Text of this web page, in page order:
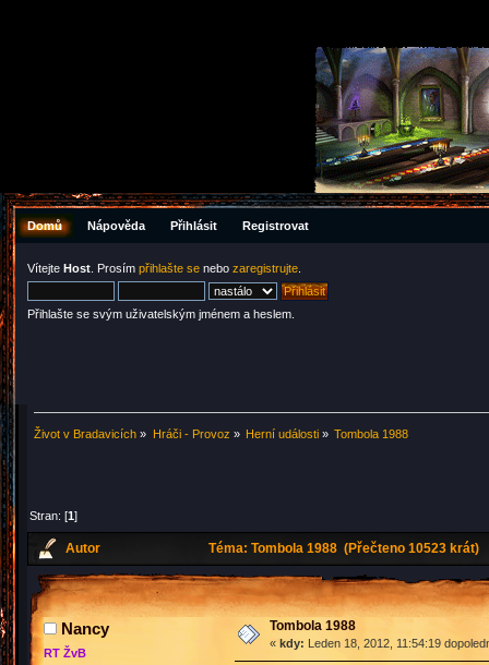
Domů Nápověda Přihlásit Registrovat
Vítejte Host . Prosím přihlašte se nebo zaregistrujte
Přihlašte se svým uživatelským jménem a heslem.
Život v Bradavicích » Hráči - Provoz » Herní události» Tombola 1988
Stran: [1]
Autor Téma: Tombola 1988 (Přečteno 10523 krát)
Nancy
RT ŽvB
Tombola 1988
« kdy: Leden 18, 2012, 11:54:19